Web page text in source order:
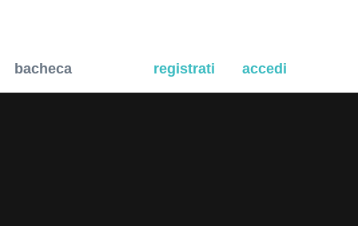
bacheca registrati accedi